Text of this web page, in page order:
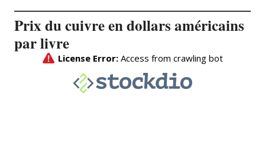
Prix du cuivre en dollars américains
par livre